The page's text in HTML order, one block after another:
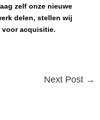
zelf onze nieuwe
delen, stellen wij
voor acquisitie.
Next Post →